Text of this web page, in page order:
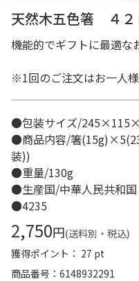
天然木五色箸 ４２
機能的でギフトに最適な
※1回のご注文はお一人
●包装サイズ/
●商品内容/箸
装))
●重量/130g
●生産国/中華人民共和国
●4235
2,750円(送料別・税込)
獲得ポイント： 27 pt
商品番号
6148932291